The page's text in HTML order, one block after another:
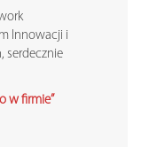
Innowacji i
serdecznie
w firmie”